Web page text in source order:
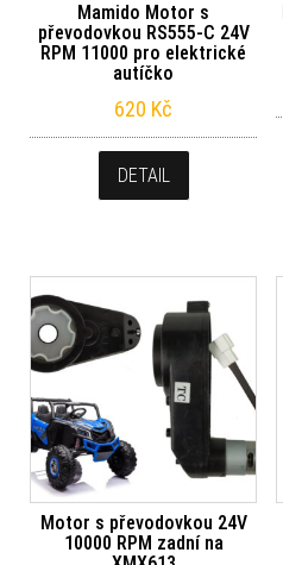
Mamido Motor s
převodovkou RS555-C 24V
RPM 11000 pro elektrické
autíčko
620 Kč
DETAIL
Motor s převodovkou 24V
10000 RPM zadní na